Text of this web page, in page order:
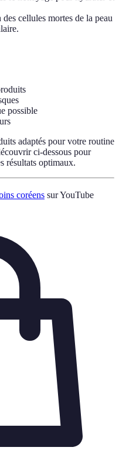
cellules mortes de la peau
possible
adaptés pour votre routine
ci-dessous pour
résultats optimaux.
coréens sur YouTube